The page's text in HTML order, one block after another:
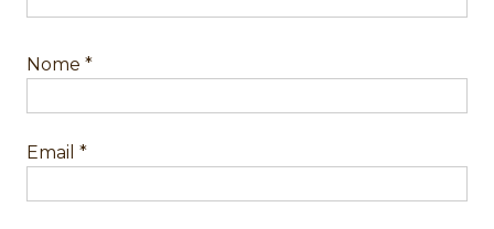
Nome *
Email *